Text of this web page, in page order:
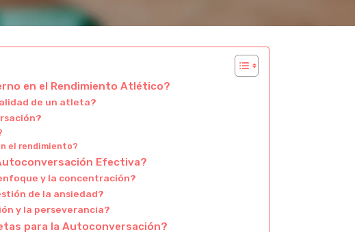
en el Rendimiento Atlético?
de un atleta?
el rendimiento?
Efectiva?
y la concentración?
de la ansiedad?
y la perseverancia?
para la Autoconversación?